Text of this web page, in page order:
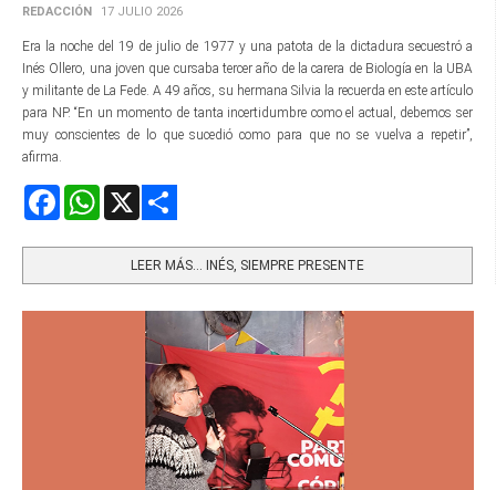
REDACCIÓN 17 JULIO 2026
Era la noche del 19 de julio de 1977 y una patota de la dictadura secuestró a
Inés Ollero, una joven que cursaba tercer año de la carera de Biología en la UBA
y militante de La Fede. A 49 años, su hermana Silvia la recuerda en este artículo
para NP. “En un momento de tanta incertidumbre como el actual, debemos ser
muy conscientes de lo que sucedió como para que no se vuelva a repetir”,
afirma.
FacebookWhatsApp
LEER MÁS… INÉS, SIEMPRE PRESENTE